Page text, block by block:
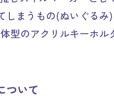
しまうもの(ぬいぐる
型のアクリルキーホル
ついて